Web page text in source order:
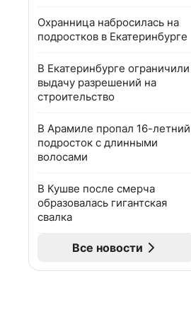
Охранница набросилась на
подростков в Екатеринбурге
В Екатеринбурге ограничили
выдачу разрешений на
строительство
В Арамиле пропал 16-летний
подросток с длинными
волосами
В Кушве после смерча
образовалась гигантская
свалка
Все новости